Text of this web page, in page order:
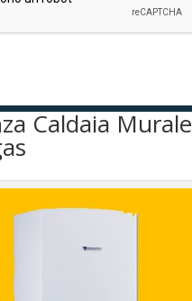
Caldaia Murale